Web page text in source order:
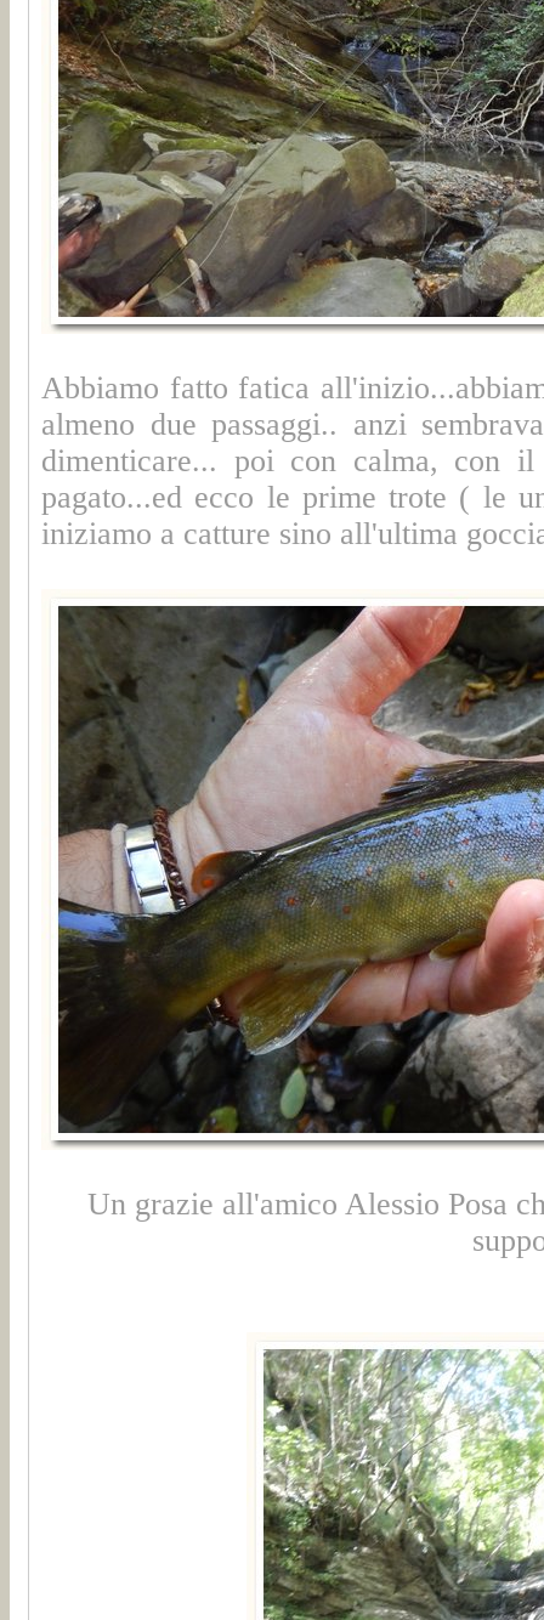
Abbiamo fatto fatica
almeno due passaggi.. anzi
dimenticare... poi con calma, con
pagato...ed ecco le prime trote ( le
iniziamo a catture sino all'ultima
Un grazie all'amico Alessio Posa